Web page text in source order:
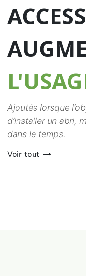
Ajoutés lorsque
d’installer un abri,
dans le temps.
Voir tout